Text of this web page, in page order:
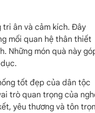
tri ân và cảm kích. Đây
mối quan hệ thân thiết
Những món quà này
tốt đẹp của dân tộc
trò quan trọng của
yêu thương và tôn